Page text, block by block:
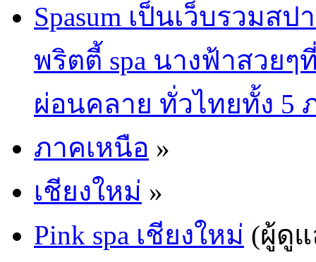
Spasum เป็นเว็บรวม
พริตตี้ spa นางฟ้าสวย
ผ่อนคลาย ทั่วไทยทั้ง 5
ภาคเหนือ »
เชียงใหม่ »
Pink spa เชียงใหม่ (ผู้ดู